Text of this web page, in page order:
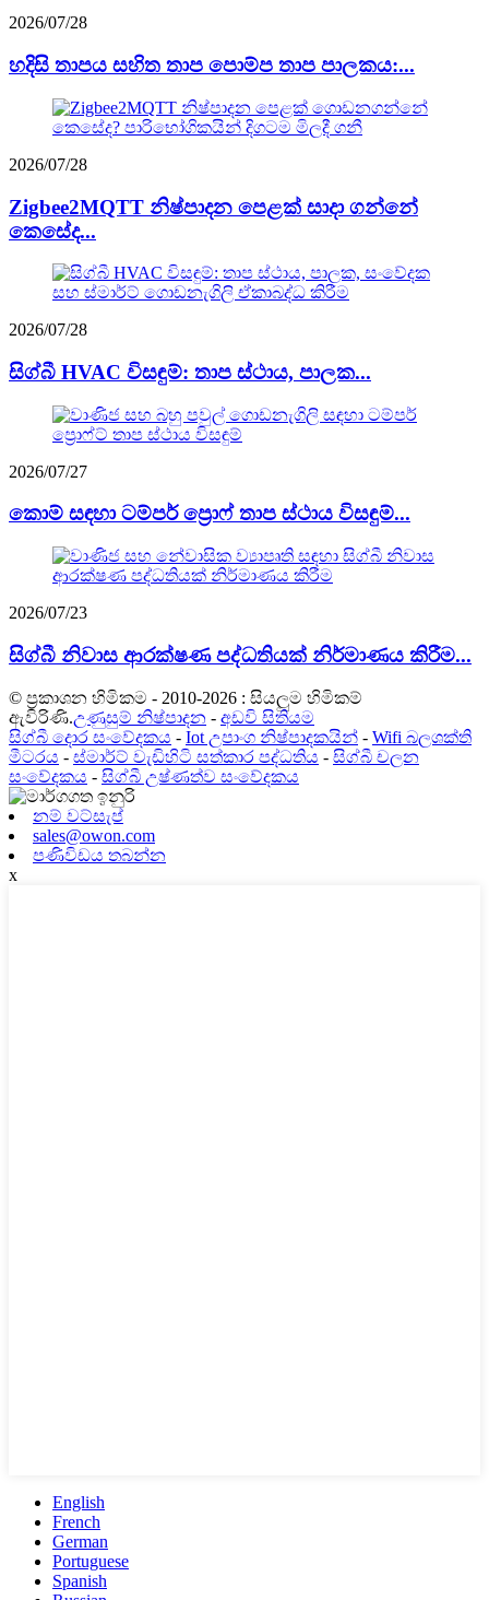
2026/07/28
හදිසි තාපය සහිත තාප පොම්ප තාප පාලකය:...
2026/07/28
Zigbee2MQTT නිෂ්පාදන පෙළක් සාදා ගන්නේ
කෙසේද...
2026/07/28
සිග්බී HVAC විසඳුම්: තාප ස්ථාය, පාලක...
2026/07/27
කොම් සඳහා ටම්පර් ප්‍රොෆ් තාප ස්ථාය විසඳුම්...
2026/07/23
සිග්බී නිවාස ආරක්ෂණ පද්ධතියක් නිර්මාණය කිරීම...
© ප්‍රකාශන හිමිකම - 2010-2026 : සියලුම හිමිකම්
ඇවිරිණි.උණුසුම් නිෂ්පාදන - අඩවි සිතියම
සිග්බී දොර සංවේදකය - Iot උපාංග නිෂ්පාදකයින් - Wifi බලශක්ති
මීටරය - ස්මාර්ට් වැඩිහිටි සත්කාර පද්ධතිය - සිග්බී චලන
සංවේදකය - සිග්බී උෂ්ණත්ව සංවේදකය
නම් වට්සැප්
sales@owon.com
පණිවිඩය තබන්න
x
English
French
German
Portuguese
Spanish